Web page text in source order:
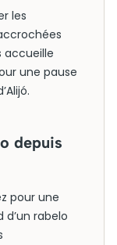
les
accueille
une pause
depuis
pour une
d’un rabelo